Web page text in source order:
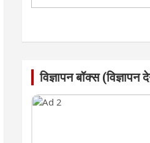
विज्ञापन बॉक्स